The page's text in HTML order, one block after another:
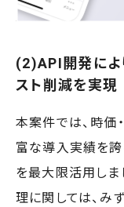
(2)API開発によ
スト削減を実現
本案件では、時価
富な導入実績を誇
を最大限活用しま
理に関しては、み